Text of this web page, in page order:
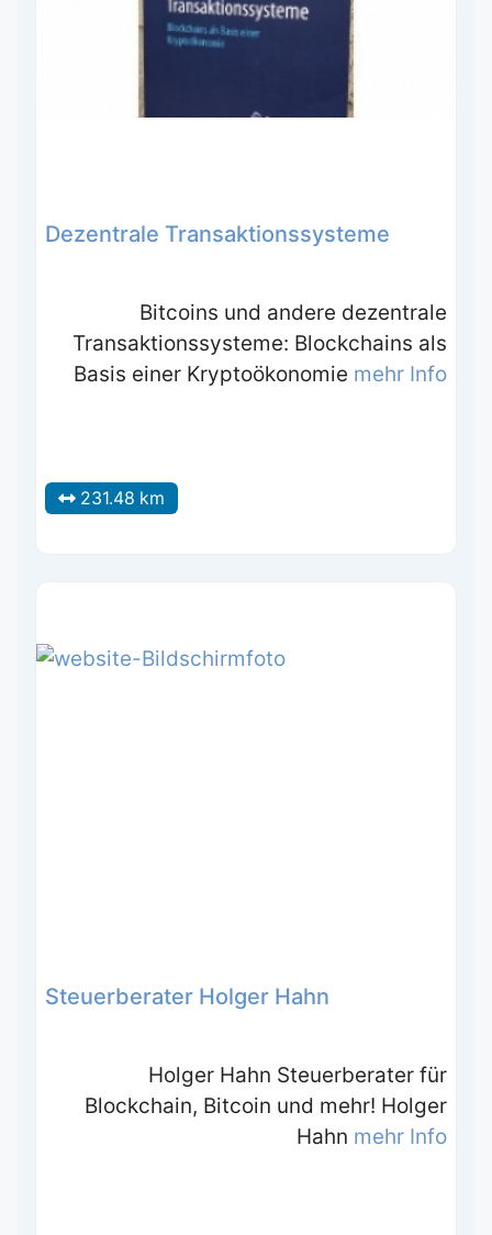
Dezentrale Transaktionssysteme
Bitcoins und andere dezentrale
Transaktionssysteme: Blockchains als
Basis einer Kryptoökonomie mehr Info
231.48 km
Steuerberater Holger Hahn
Holger Hahn Steuerberater für
Blockchain, Bitcoin und mehr! Holger
Hahn mehr Info